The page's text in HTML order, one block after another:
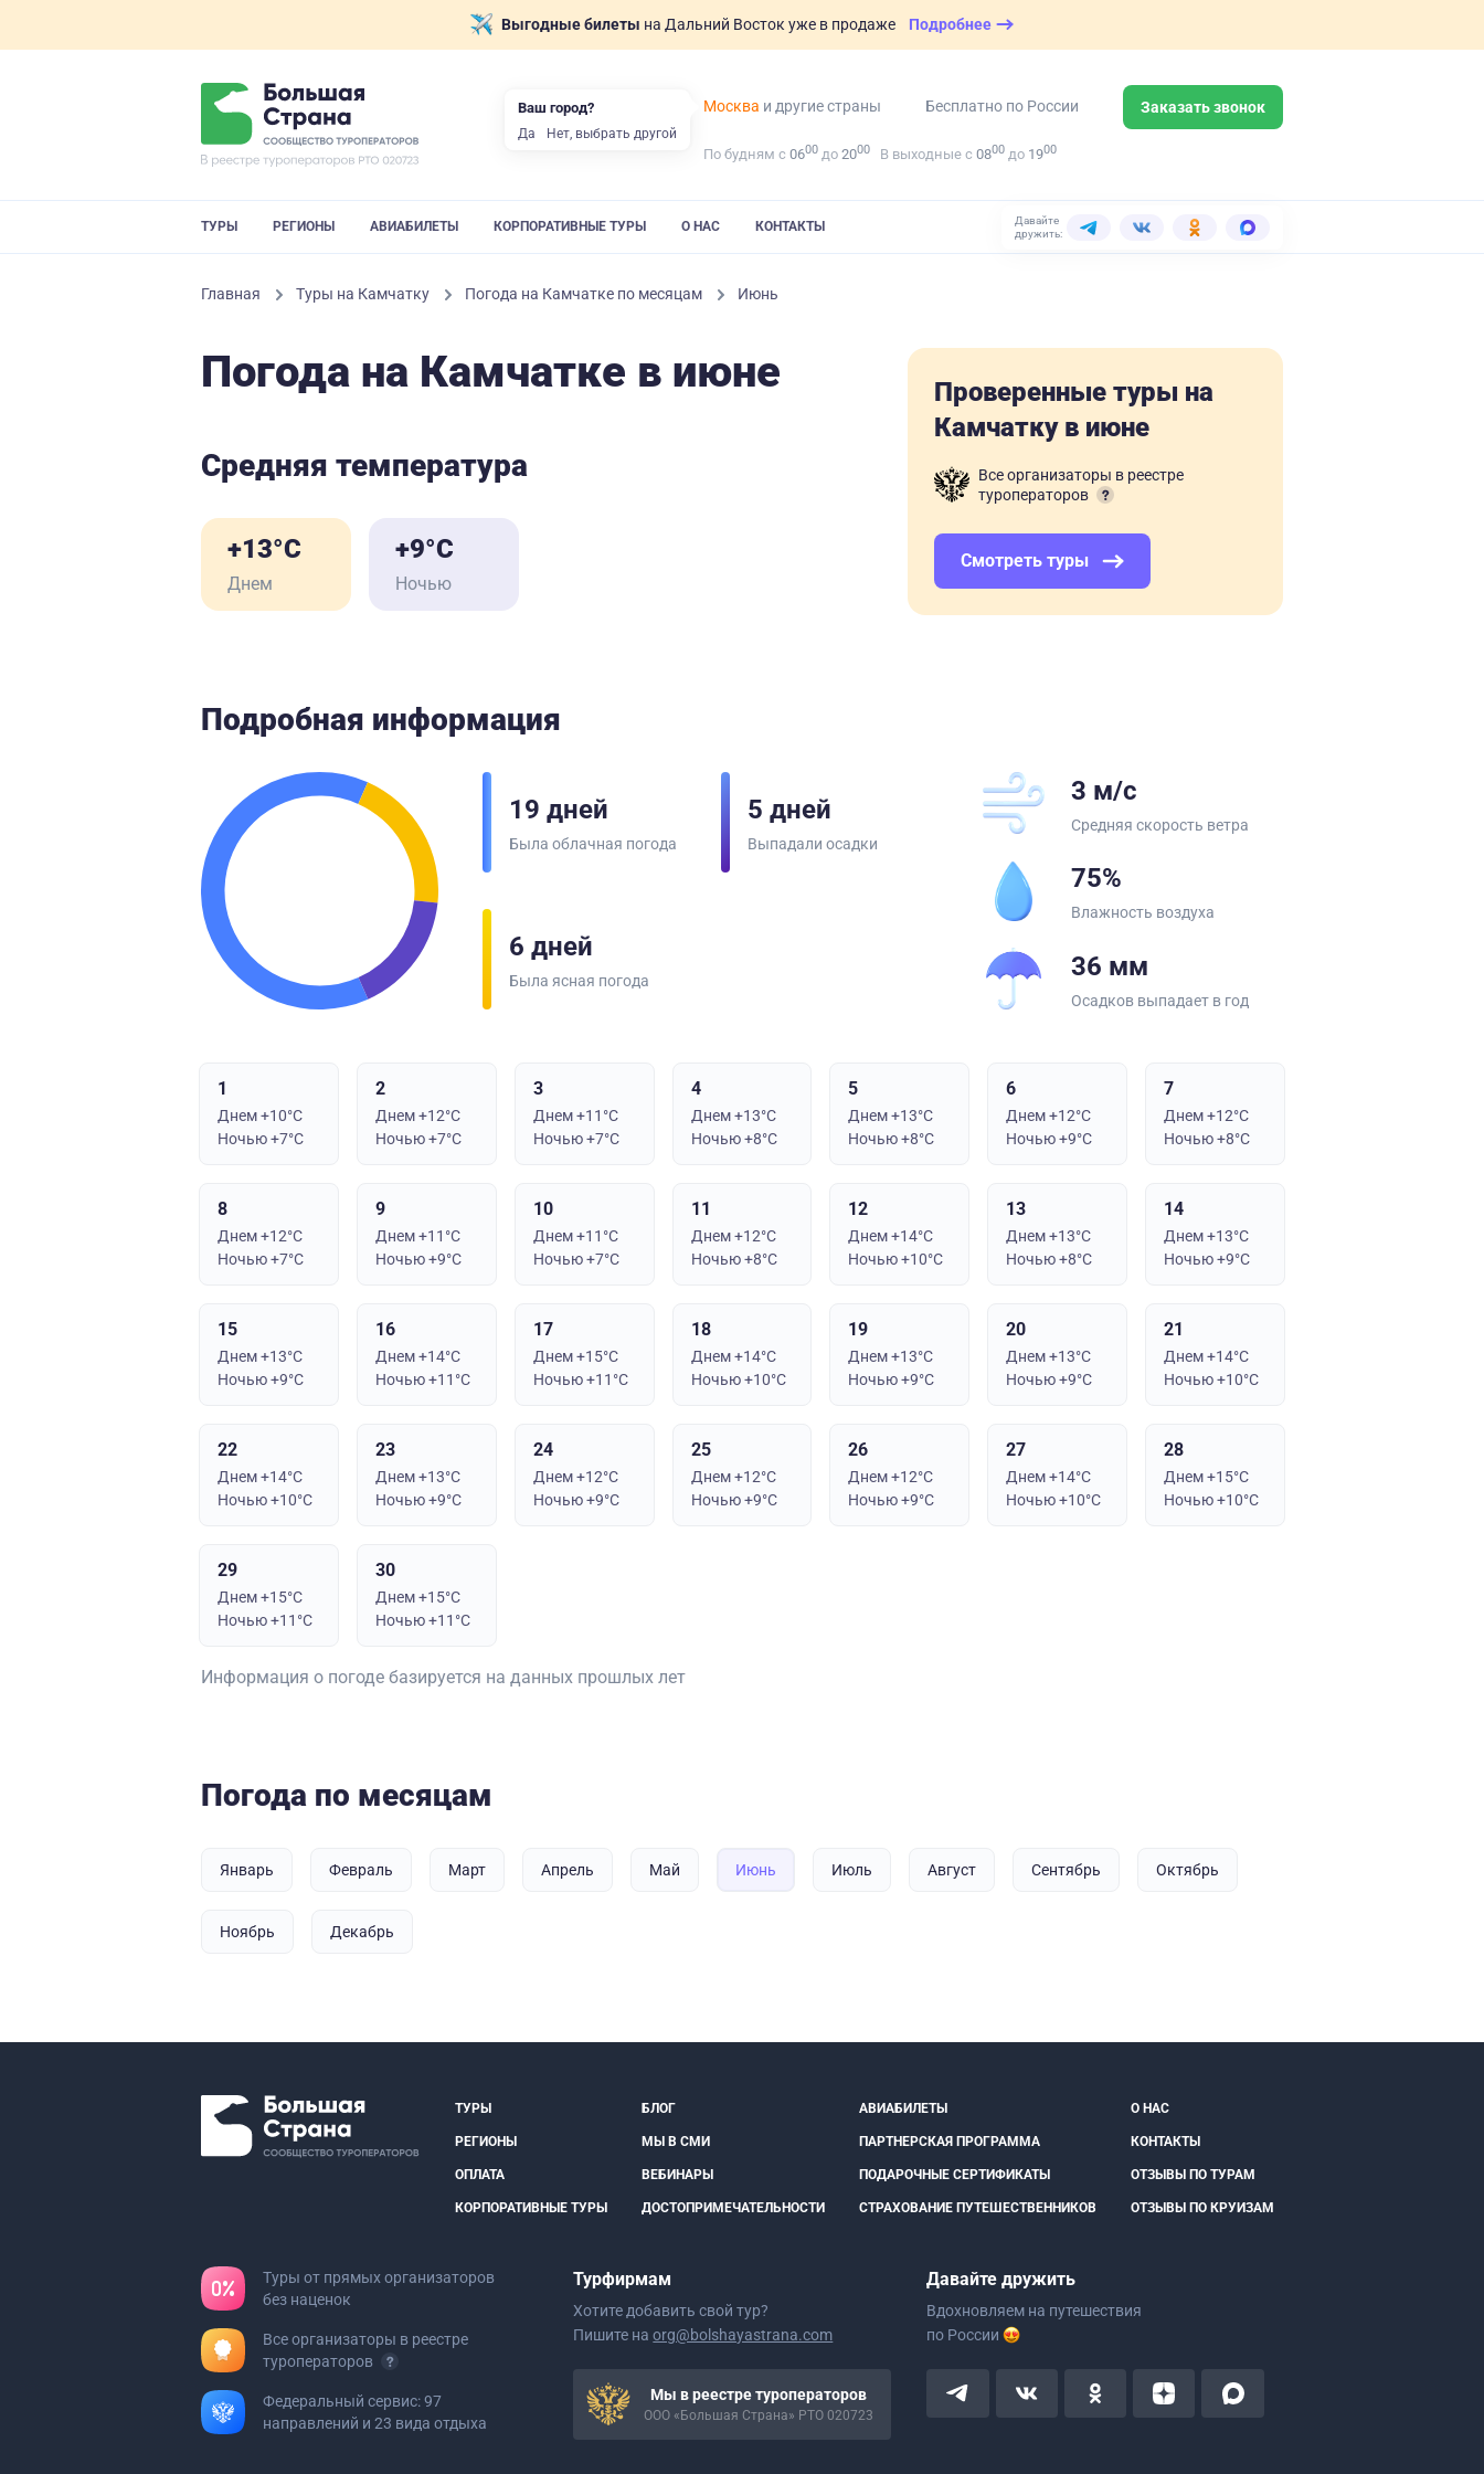
Выгодные билеты на Дальний Восток уже в продаже Подробнее
Москва и другие страны Бесплатно по России Заказать звонок
По будням с 0600 до 2000 В выходные с 0800 до 1900
ТУРЫ РЕГИОНЫ АВИАБИЛЕТЫ КОРПОРАТИВНЫЕ ТУРЫ О НАС КОНТАКТЫ
Давайте
дружить:
Главная Туры на Камчатку Погода на Камчатке по месяцам Июнь
Погода на Камчатке в июне
Средняя температура
+13°C
Днем
+9°C
Ночью
Проверенные туры на
Камчатку в июне
Все организаторы в реестре
туроператоров
Смотреть туры
Подробная информация
19 дней
Была облачная погода
5 дней
Выпадали осадки
6 дней
Была ясная погода
3 м/с
Средняя скорость ветра
75%
Влажность воздуха
36 мм
Осадков выпадает в год
1
Днем +10°C
Ночью +7°C
2
Днем +12°C
Ночью +7°C
3
Днем +11°C
Ночью +7°C
4
Днем +13°C
Ночью +8°C
5
Днем +13°C
Ночью +8°C
6
Днем +12°C
Ночью +9°C
7
Днем +12°C
Ночью +8°C
8
Днем +12°C
Ночью +7°C
9
Днем +11°C
Ночью +9°C
10
Днем +11°C
Ночью +7°C
11
Днем +12°C
Ночью +8°C
12
Днем +14°C
Ночью +10°C
13
Днем +13°C
Ночью +8°C
14
Днем +13°C
Ночью +9°C
15
Днем +13°C
Ночью +9°C
16
Днем +14°C
Ночью +11°C
17
Днем +15°C
Ночью +11°C
18
Днем +14°C
Ночью +10°C
19
Днем +13°C
Ночью +9°C
20
Днем +13°C
Ночью +9°C
21
Днем +14°C
Ночью +10°C
22
Днем +14°C
Ночью +10°C
23
Днем +13°C
Ночью +9°C
24
Днем +12°C
Ночью +9°C
25
Днем +12°C
Ночью +9°C
26
Днем +12°C
Ночью +9°C
27
Днем +14°C
Ночью +10°C
28
Днем +15°C
Ночью +10°C
29
Днем +15°C
Ночью +11°C
30
Днем +15°C
Ночью +11°C
Информация о погоде базируется на данных прошлых лет
Погода по месяцам
Январь Февраль Март Апрель Май Июнь Июль Август Сентябрь Октябрь
Ноябрь Декабрь
ТУРЫ БЛОГ АВИАБИЛЕТЫ О НАС
РЕГИОНЫ МЫ В СМИ ПАРТНЕРСКАЯ ПРОГРАММА КОНТАКТЫ
ОПЛАТА ВЕБИНАРЫ ПОДАРОЧНЫЕ СЕРТИФИКАТЫ ОТЗЫВЫ ПО ТУРАМ
КОРПОРАТИВНЫЕ ТУРЫ ДОСТОПРИМЕЧАТЕЛЬНОСТИ СТРАХОВАНИЕ ПУТЕШЕСТВЕННИКОВ ОТЗЫВЫ ПО КРУИЗАМ
Туры от прямых организаторов
без наценок
Все организаторы в реестре
туроператоров
Федеральный сервис: 97
направлений и 23 вида отдыха
Турфирмам
Хотите добавить свой тур?
Пишите наorg@bolshayastrana.com
Мы в реестре туроператоров
ООО «Большая Страна» РТО 020723
Давайте дружить
Вдохновляем на путешествия
по России
Ваш город?
Да Нет, выбрать другой